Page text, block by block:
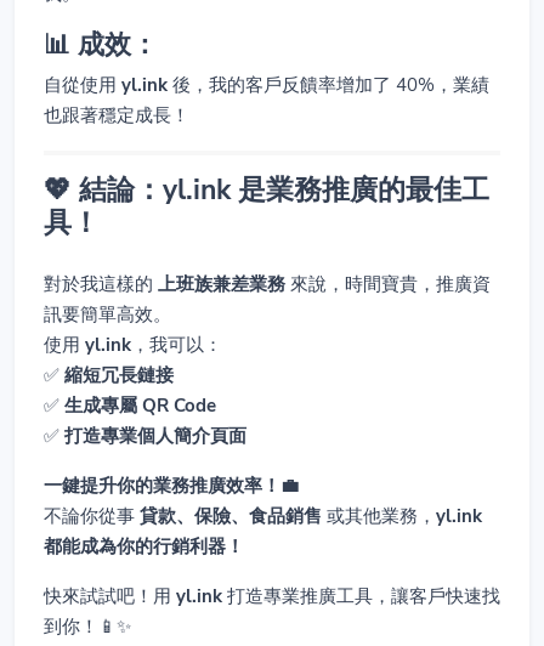
📊 成效：
自從使用 yl.ink 後，我的客戶反饋率增加了 40%，業績
也跟著穩定成長！
💖 結論：yl.ink 是業務推廣的最佳工
具！
對於我這樣的 上班族兼差業務 來說，時間寶貴，推廣資
訊要簡單高效。
使用 yl.ink ，我可以：
✅ 縮短冗長鏈接
✅ 生成專屬 QR Code
✅ 打造專業個人簡介頁面
一鍵提升你的業務推廣效率！💼
不論你從事 貸款、保險、食品銷售 或其他業務， yl.ink
都能成為你的行銷利器！
快來試試吧！用 yl.ink 打造專業推廣工具，讓客戶快速找
到你！📱✨